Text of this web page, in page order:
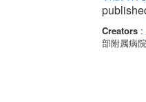
Creators:
部附属病